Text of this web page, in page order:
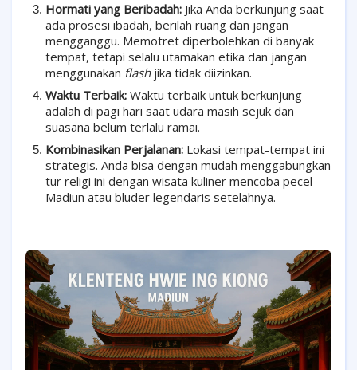
Hormati yang Beribadah: Jika Anda berkunjung saat
ada prosesi ibadah, berilah ruang dan jangan
mengganggu. Memotret diperbolehkan di banyak
tempat, tetapi selalu utamakan etika dan jangan
menggunakan flashjika tidak diizinkan.
Waktu Terbaik: Waktu terbaik untuk berkunjung
adalah di pagi hari saat udara masih sejuk dan
suasana belum terlalu ramai.
Kombinasikan Perjalanan: Lokasi tempat-tempat ini
strategis. Anda bisa dengan mudah menggabungkan
tur religi ini dengan wisata kuliner mencoba pecel
Madiun atau bluder legendaris setelahnya.